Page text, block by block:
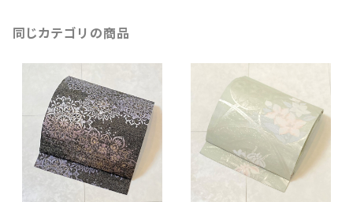
同じカテゴリの商品